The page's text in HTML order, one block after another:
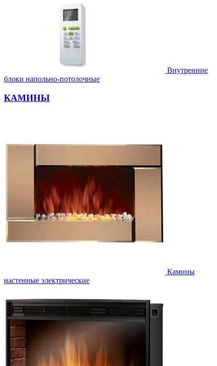
Внутренние
блоки напольно-потолочные
КАМИНЫ
Камины
настенные электрические